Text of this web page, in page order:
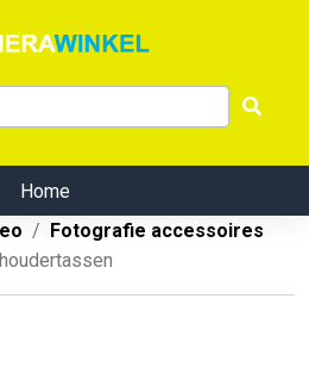
Home
Fotografie accessoires